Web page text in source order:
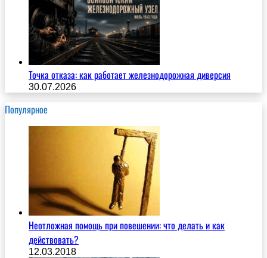
Точка отказа: как работает железнодорожная диверсия
30.07.2026
Популярное
Неотложная помощь при повешении: что делать и как
действовать?
12.03.2018